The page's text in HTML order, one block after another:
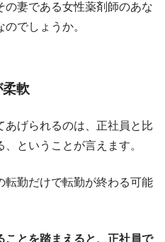
の妻である女性薬剤師のあな
でしょうか。
柔軟
あげられるのは、正社員と比
ということが言えます。
転勤だけで転勤が終わる可能
ことを踏まえると、正社員で